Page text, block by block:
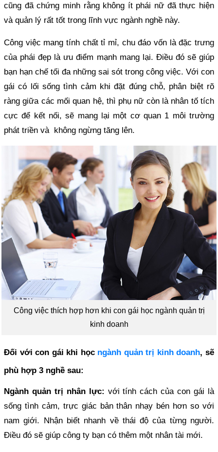
cũng đã chứng minh rằng không ít phái nữ đã thực hiện
và quản lý rất tốt trong lĩnh vực ngành nghề này.
Công việc mang tính chất tỉ mỉ, chu đáo vốn là đặc trưng
của phái đẹp là ưu điểm mạnh mang lại. Điều đó sẽ giúp
bạn hạn chế tối đa những sai sót trong công việc. Với con
gái có lối sống tình cảm khi đặt đúng chỗ, phân biệt rõ
ràng giữa các mối quan hệ, thì phụ nữ còn là nhân tố tích
cực để kết nối, sẽ mang lại một cơ quan 1 môi trường
phát triền và không ngừng tăng lên.
Công việc thích hợp hơn khi con gái học ngành quản trị
kinh doanh
Đối với con gái khi học ngành quản trị kinh doanh, sẽ
phù hợp 3 nghề sau:
Ngành quản trị nhân lực: với tính cách của con gái là
sống tình cảm, trực giác bản thân nhạy bén hơn so với
nam giới. Nhận biết nhanh về thái độ của từng người.
Điều đó sẽ giúp công ty bạn có thêm một nhân tài mới.